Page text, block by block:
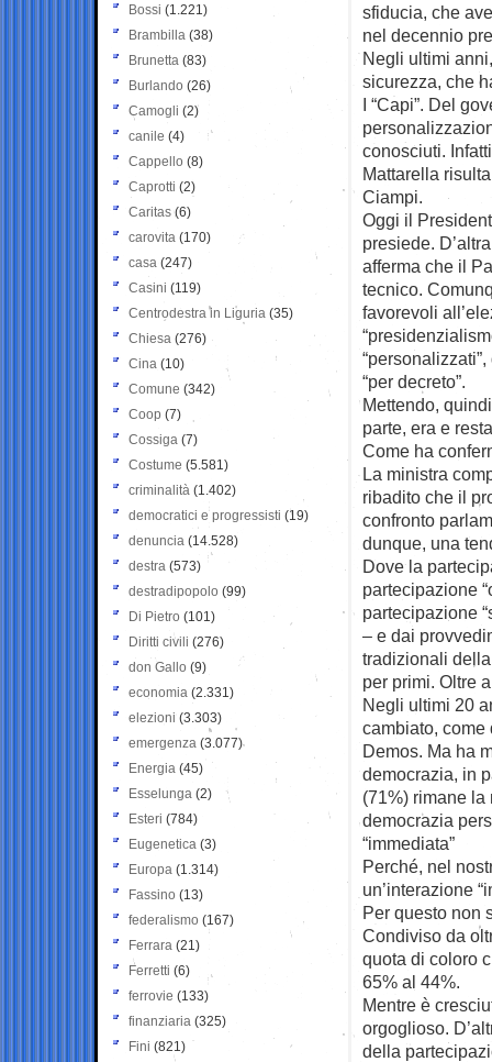
sfiducia, che
nel decennio
Negli ultimi
sicurezza, che
I “Capi”. Del
conosciuti.
Mattarella
Ciampi.
Oggi il
presiede.
afferma che il
tecnico.
favorevoli
“per decreto”.
Mettendo,
parte, era e
Come ha
La ministra
ribadito che il
confronto
dunque, una
Dove la
partecipazione
partecipazione
– e dai
tradizionali
per primi. Oltre
Negli ultimi 20
cambiato,
Demos. Ma ha
democrazia, in
(71%) rimane
democrazia
“immediata”
Perché, nel
un’interazione
Per questo non
Condiviso da
quota di coloro
65% al 44%.
Mentre è
orgoglioso.
della
Bossi (1.221)
Brambilla (38)
Brunetta (83)
Burlando (26)
Camogli (2)
canile (4)
Cappello (8)
Caprotti (2)
Caritas (6)
carovita (170)
casa (247)
Casini (119)
Centrodestra in Liguria (35)
Chiesa (276)
Cina (10)
Comune (342)
Coop (7)
Cossiga (7)
Costume (5.581)
criminalità (1.402)
democratici e progressisti (19)
denuncia (14.528)
destra (573)
destradipopolo (99)
Di Pietro (101)
Diritti civili (276)
don Gallo (9)
economia (2.331)
elezioni (3.303)
emergenza (3.077)
Energia (45)
Esselunga (2)
Esteri (784)
Eugenetica (3)
Europa (1.314)
Fassino (13)
federalismo (167)
Ferrara (21)
Ferretti (6)
ferrovie (133)
finanziaria (325)
Fini (821)